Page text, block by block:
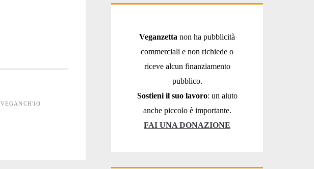
VEGANCH'IO
Veganzetta non ha pubblicità
commerciali e non richiede o
riceve alcun finanziamento
pubblico.
Sostieni il suo lavoro: un aiuto
anche piccolo è importante.
FAI UNA DONAZIONE